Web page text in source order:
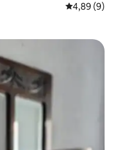
Évaluation
4,89 (9)
appréciés